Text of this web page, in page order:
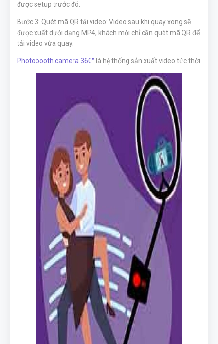
được setup trước đó.
Bước 3: Quét mã QR tải video: Video sau khi quay xong sẽ
được xuất dưới dạng MP4, khách mời chỉ cần quét mã QR để
tải video vừa quay.
Photobooth camera 360° là hệ thống sản xuất video tức thời